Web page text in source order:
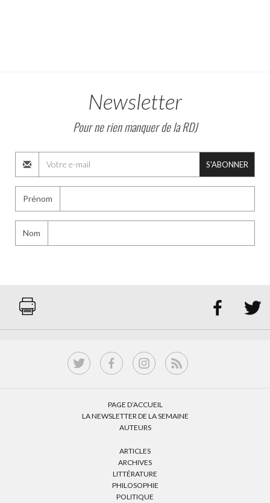
Newsletter
Pour ne rien manquer de la RDJ
S'ABONNER
Prénom
Nom
 
PAGE D’ACCUEIL
LA NEWSLETTER DE LA SEMAINE
AUTEURS
ARTICLES
ARCHIVES
LITTÉRATURE
PHILOSOPHIE
POLITIQUE